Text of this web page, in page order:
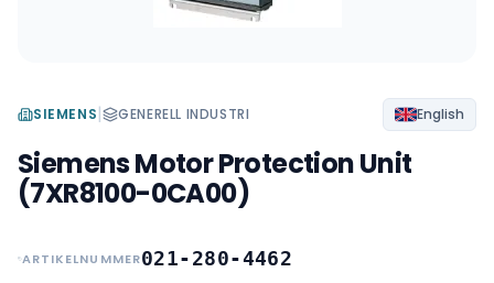
SIEMENS| GENERELL INDUSTRI English
Siemens Motor Protection Unit
(7XR8100-0CA00)
ARTIKELNUMMER021-280-4462